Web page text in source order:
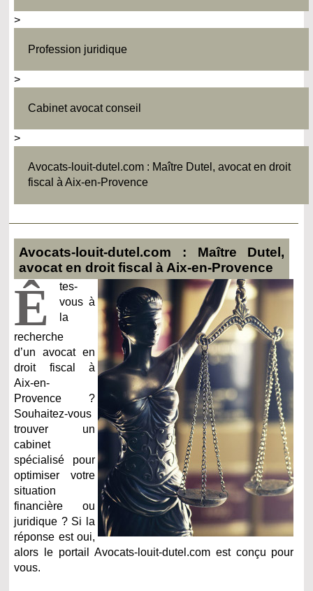
>
Profession juridique
>
Cabinet avocat conseil
>
Avocats-louit-dutel.com : Maître Dutel, avocat en droit
fiscal à Aix-en-Provence
Avocats-louit-dutel.com : Maître Dutel,
avocat en droit fiscal à Aix-en-Provence
Ê
tes-
vous à
la
recherche
d’unavocat en
droit fiscal à
Aix-en-
Provence ?
Souhaitez-vous
trouver un
cabinet
spécialisé pour
optimiser votre
situation
financière ou
juridique ? Si la
réponse est oui,
alors le portail Avocats-louit-dutel.com est conçu pour
vous.